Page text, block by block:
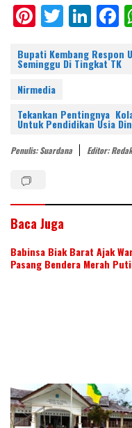
Pi
er
e
st
T
itt
Li
k
dI
n
F
e
o
o
k
Bupati Kembang Respon
Seminggu Di Tingkat TK
Nirmedia
Tekankan Pentingnya
Untuk Pendidikan Usia
Penulis: Suardana Editor:
Baca Juga
Babinsa Biak Barat Ajak
Pasang Bendera Merah